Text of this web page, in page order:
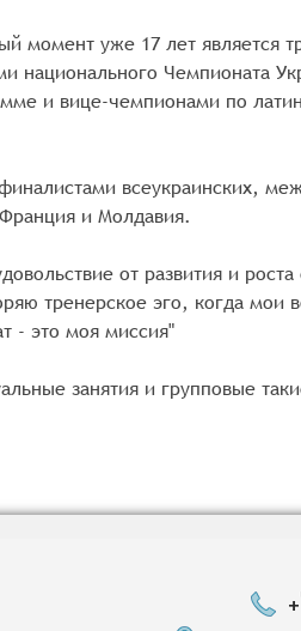
момент уже 17 лет является
национального Чемпионата
и вице-чемпионами по
всеукраинских,
и Молдавия.
от развития и роста
тренерское эго, когда мои
- это моя миссия"
занятия и групповые